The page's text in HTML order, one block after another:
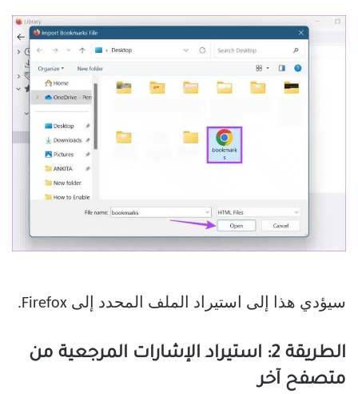
سيؤدي هذا إلى استيراد الملف المحدد إلى Firefox.
الطريقة 2: استيراد الإشارات المرجعية من
متصفح آخر